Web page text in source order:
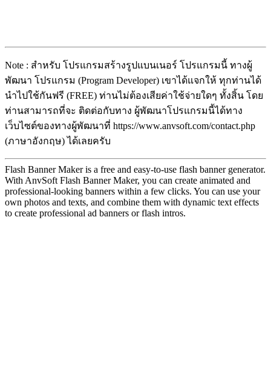
Note : สำหรับ โปรแกรมสร้างรูปแบนเนอร์ โปรแกรมนี้ ทางผู้
พัฒนา โปรแกรม (Program Developer) เขาได้แจกให้ ทุกท่านได้
นำไปใช้กันฟรี (FREE) ท่านไม่ต้องเสียค่าใช้จ่ายใดๆ ทั้งสิ้น โดย
ท่านสามารถที่จะ ติดต่อกับทาง ผู้พัฒนาโปรแกรมนี้ได้ทาง
เว็บไซต์ของทางผู้พัฒนาที่ https://www.anvsoft.com/contact.php
(ภาษาอังกฤษ) ได้เลยครับ
Flash Banner Maker is a free and easy-to-use flash banner generator.
With AnvSoft Flash Banner Maker, you can create animated and
professional-looking banners within a few clicks. You can use your
own photos and texts, and combine them with dynamic text effects
to create professional ad banners or flash intros.